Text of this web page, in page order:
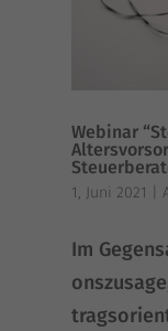
Webinar
1, Juni 2021
Im